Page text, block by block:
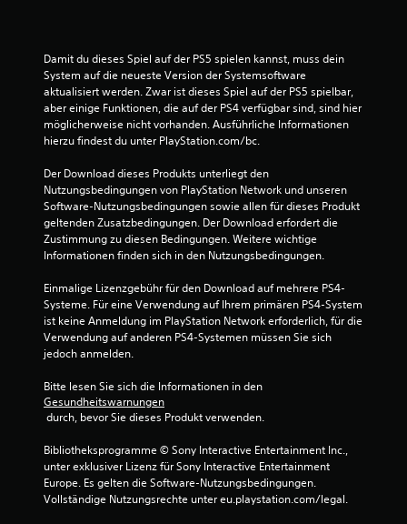
r
n
e
a
u
4
0
w
Damit du dieses Spiel auf der PS5 spielen kannst, muss dein
System auf die neueste Version der Systemsoftware
aktualisiert werden. Zwar ist dieses Spiel auf der PS5 spielbar,
aber einige Funktionen, die auf der PS4 verfügbar sind, sind hier
möglicherweise nicht vorhanden. Ausführliche Informationen
hierzu findest du unter PlayStation.com/bc.
Der Download dieses Produkts unterliegt den
Nutzungsbedingungen von PlayStation Network und unseren
Software-Nutzungsbedingungen sowie allen für dieses Produkt
geltenden Zusatzbedingungen. Der Download erfordert die
Zustimmung zu diesen Bedingungen. Weitere wichtige
Informationen finden sich in den Nutzungsbedingungen.
Einmalige Lizenzgebühr für den Download auf mehrere PS4-
Systeme. Für eine Verwendung auf Ihrem primären PS4-System
ist keine Anmeldung im PlayStation Network erforderlich, für die
Verwendung auf anderen PS4-Systemen müssen Sie sich
jedoch anmelden.
Bitte lesen Sie sich die Informationen in den
Gesundheitswarnungen
durch, bevor Sie dieses Produkt verwenden.
Bibliotheksprogramme © Sony Interactive Entertainment Inc.,
unter exklusiver Lizenz für Sony Interactive Entertainment
Europe. Es gelten die Software-Nutzungsbedingungen.
Vollständige Nutzungsrechte unter eu.playstation.com/legal.